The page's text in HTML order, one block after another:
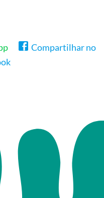
Compartilhar no